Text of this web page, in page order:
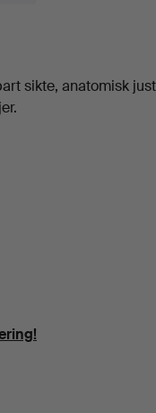
sikte, anatomisk